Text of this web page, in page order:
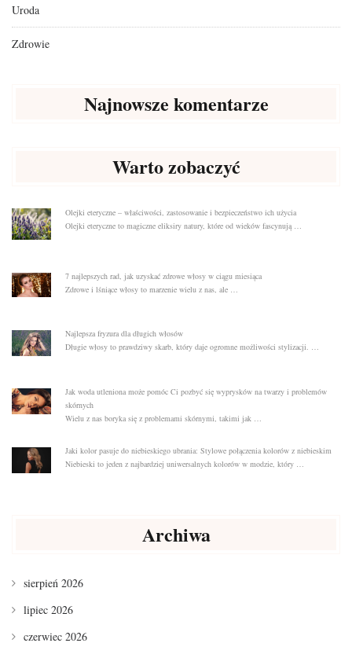
Uroda
Zdrowie
Najnowsze komentarze
Warto zobaczyć
Olejki eteryczne – właściwości, zastosowanie i bezpieczeństwo ich użycia
Olejki eteryczne to magiczne eliksiry natury, które od wieków fascynują …
7 najlepszych rad, jak uzyskać zdrowe włosy w ciągu miesiąca
Zdrowe i lśniące włosy to marzenie wielu z nas, ale …
Najlepsza fryzura dla długich włosów
Długie włosy to prawdziwy skarb, który daje ogromne możliwości stylizacji. …
Jak woda utleniona może pomóc Ci pozbyć się wyprysków na twarzy i problemów
skórnych
Wielu z nas boryka się z problemami skórnymi, takimi jak …
Jaki kolor pasuje do niebieskiego ubrania: Stylowe połączenia kolorów z niebieskim
Niebieski to jeden z najbardziej uniwersalnych kolorów w modzie, który …
Archiwa
sierpień 2026
lipiec 2026
czerwiec 2026